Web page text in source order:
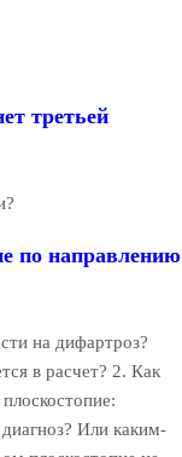
третьей
по направлению
на дифартроз?
в расчет? 2. Как
Или каким-